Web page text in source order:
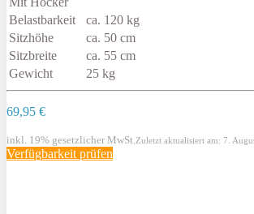
Belastbarkeit
ca. 120 kg
Sitzhöhe
ca. 50 cm
Sitzbreite
ca. 55 cm
Gewicht
25 kg
69,95 €
inkl. 19% gesetzlicher MwSt. Zuletzt aktualisiert am: 7.
Verfügbarkeit prüfen